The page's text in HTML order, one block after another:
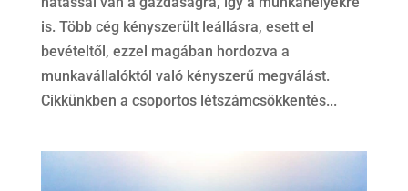
is. Több cég kényszerült leállásra, esett el
bevételtől, ezzel magában hordozva a
munkavállalóktól való kényszerű megválást.
Cikkünkben a csoportos létszámcsökkentés...